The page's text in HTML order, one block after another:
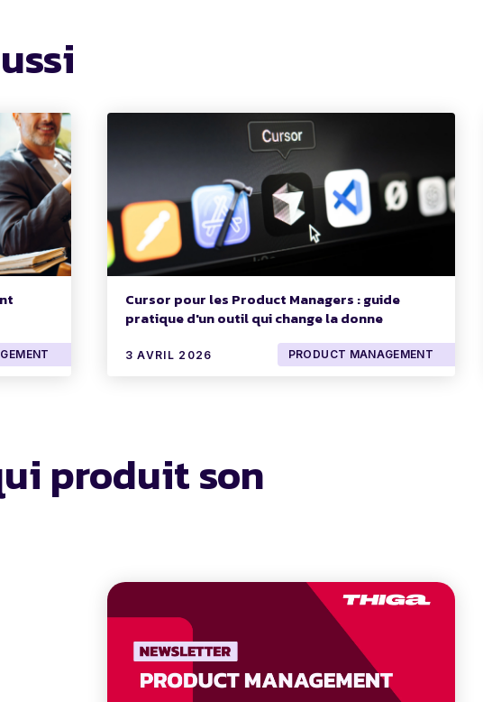
Cursor pour les Product Managers : guide
pratique d'un outil qui change la donne
3 AVRIL 2026 PRODUCT MANAGEMENT
produit son